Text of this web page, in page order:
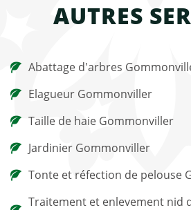
AUTRES
Abattage d'arbres
Elagueur Gommonviller
Taille de haie Gommonviller
Jardinier Gommonviller
Tonte et réfection de pelouse
Traitement et enlevement nid